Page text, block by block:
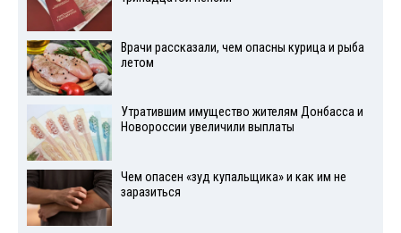
Врачи рассказали, чем опасны курица и рыба
летом
Утратившим имущество жителям Донбасса и
Новороссии увеличили выплаты
Чем опасен «зуд купальщика» и как им не
заразиться